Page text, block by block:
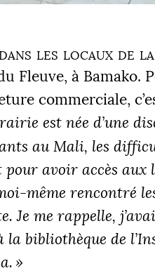
les locaux de
Fleuve, à Bamako.
commerciale,
est née d’une
au Mali, les
avoir accès aux
même rencontré
Je me rappelle,
la bibliothèque de
»